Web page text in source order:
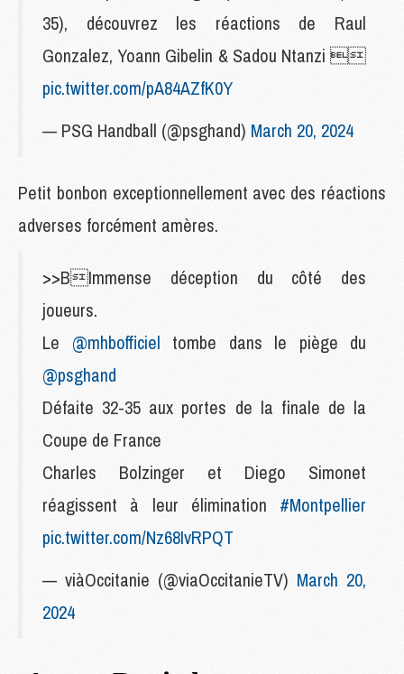
35), découvrez les réactions de Raul
Gonzalez, Yoann Gibelin & Sadou Ntanzi 
pic.twitter.com/pA84AZfK0Y
— PSG Handball (@psghand) March 20, 2024
Petit bonbon exceptionnellement avec des réactions
adverses forcément amères.
>>‍BImmense déception du côté des
joueurs.
Le @mhbofficiel tombe dans le piège du
@psghand
Défaite 32-35 aux portes de la finale de la
Coupe de France
Charles Bolzinger et Diego Simonet
réagissent à leur élimination #Montpellier
pic.twitter.com/Nz68IvRPQT
— viàOccitanie (@viaOccitanieTV) March 20,
2024